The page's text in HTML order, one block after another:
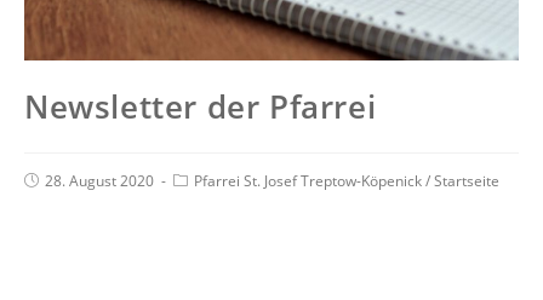
Newsletter der Pfarrei
28. August 2020 Pfarrei St. Josef Treptow-Köpenick/Startseite